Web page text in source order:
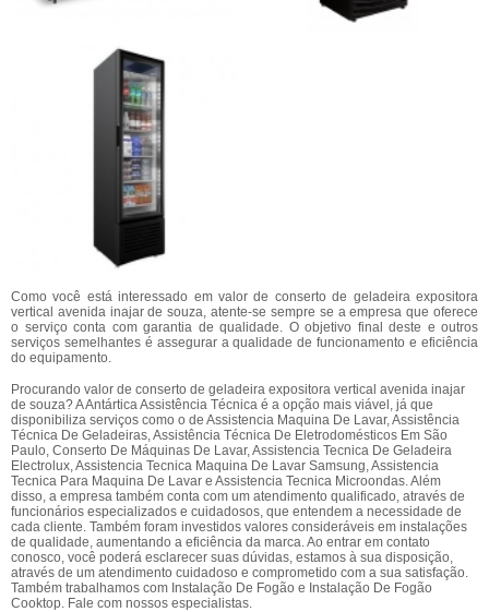
Como você está interessado em valor de conserto de geladeira expositora
vertical avenida inajar de souza, atente-se sempre se a empresa que oferece
o serviço conta com garantia de qualidade. O objetivo final deste e outros
serviços semelhantes é assegurar a qualidade de funcionamento e eficiência
do equipamento.
Procurando valor de conserto de geladeira expositora vertical avenida inajar
de souza? A Antártica Assistência Técnica é a opção mais viável, já que
disponibiliza serviços como o de Assistencia Maquina De Lavar, Assistência
Técnica De Geladeiras, Assistência Técnica De Eletrodomésticos Em São
Paulo, Conserto De Máquinas De Lavar, Assistencia Tecnica De Geladeira
Electrolux, Assistencia Tecnica Maquina De Lavar Samsung, Assistencia
Tecnica Para Maquina De Lavar e Assistencia Tecnica Microondas. Além
disso, a empresa também conta com um atendimento qualificado, através de
funcionários especializados e cuidadosos, que entendem a necessidade de
cada cliente. Também foram investidos valores consideráveis em instalações
de qualidade, aumentando a eficiência da marca. Ao entrar em contato
conosco, você poderá esclarecer suas dúvidas, estamos à sua disposição,
através de um atendimento cuidadoso e comprometido com a sua satisfação.
Também trabalhamos com Instalação De Fogão e Instalação De Fogão
Cooktop. Fale com nossos especialistas.